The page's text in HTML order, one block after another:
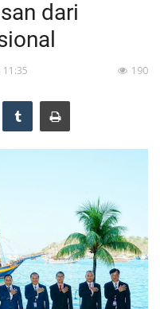
Waspada Cuaca
Waspada Cuaca
dari
11:35 190